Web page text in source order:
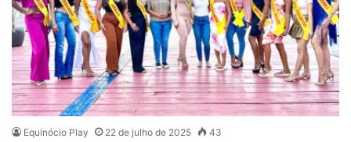
Equinócio Play 22 de julho de 2025 43